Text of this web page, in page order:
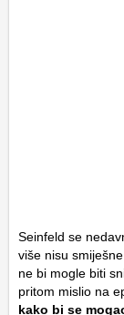
Seinfeld se
više nisu
ne bi mogle biti
pritom mislio na
kako bi se